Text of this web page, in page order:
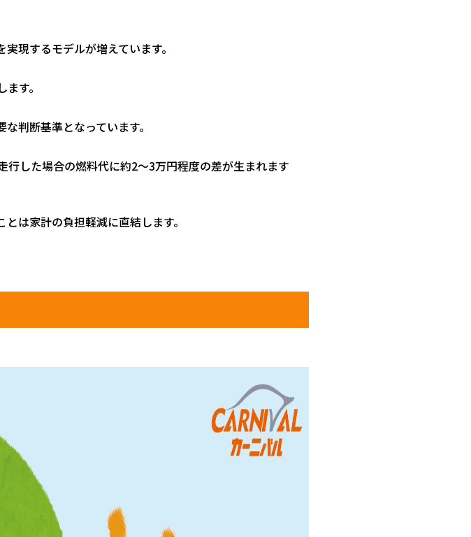
現するモデルが増えています。
す。
判断基準となっています。
行した場合の燃料代に約2～3万円程度の差が生まれます
は家計の負担軽減に直結します。